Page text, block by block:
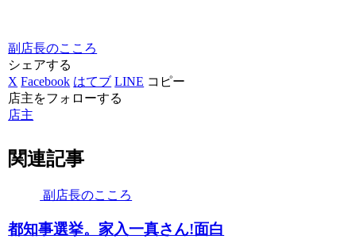
副店長のこころ
シェアする
X Facebook はてブ LINE コピー
店主をフォローする
店主
関連記事
副店長のこころ
都知事選挙。家入一真さん!面白